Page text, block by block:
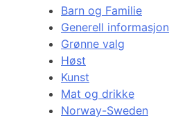
Barn og Familie
Generell informasjon
Grønne valg
Høst
Kunst
Mat og drikke
Norway-Sweden